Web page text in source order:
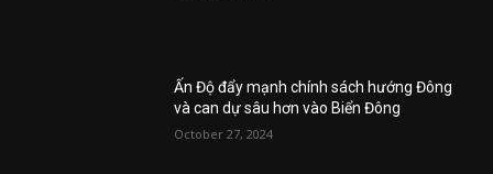
Ấn Độ đẩy mạnh chính sách hướng Đông
và can dự sâu hơn vào Biển Đông
October 27, 2024